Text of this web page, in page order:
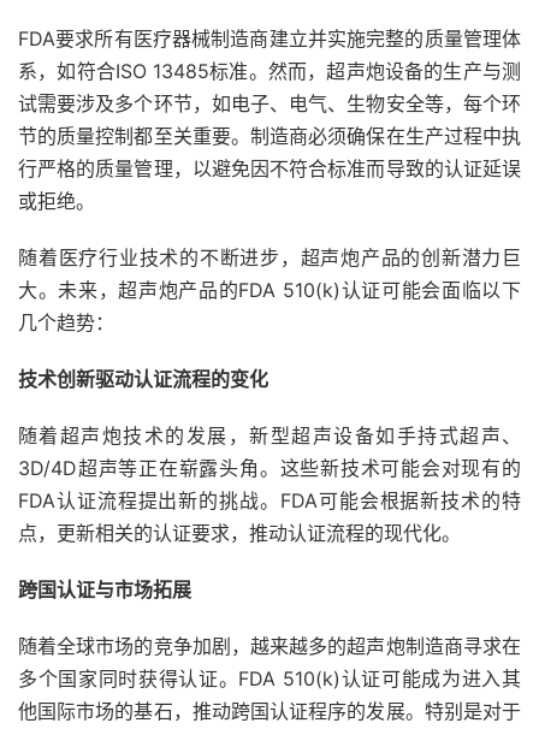
FDA要求所有医疗器械制造商建立并实施完整的质量管理体
系，如符合ISO 13485标准。然而，超声炮设备的生产与测
试需要涉及多个环节，如电子、电气、生物安全等，每个环
节的质量控制都至关重要。制造商必须确保在生产过程中执
行严格的质量管理，以避免因不符合标准而导致的认证延误
或拒绝。
随着医疗行业技术的不断进步，超声炮产品的创新潜力巨
大。未来，超声炮产品的FDA 510(k)认证可能会面临以下
几个趋势：
技术创新驱动认证流程的变化
随着超声炮技术的发展，新型超声设备如手持式超声、
3D/4D超声等正在崭露头角。这些新技术可能会对现有的
FDA认证流程提出新的挑战。FDA可能会根据新技术的特
点，更新相关的认证要求，推动认证流程的现代化。
跨国认证与市场拓展
随着全球市场的竞争加剧，越来越多的超声炮制造商寻求在
多个国家同时获得认证。FDA 510(k)认证可能成为进入其
他国际市场的基石，推动跨国认证程序的发展。特别是对于